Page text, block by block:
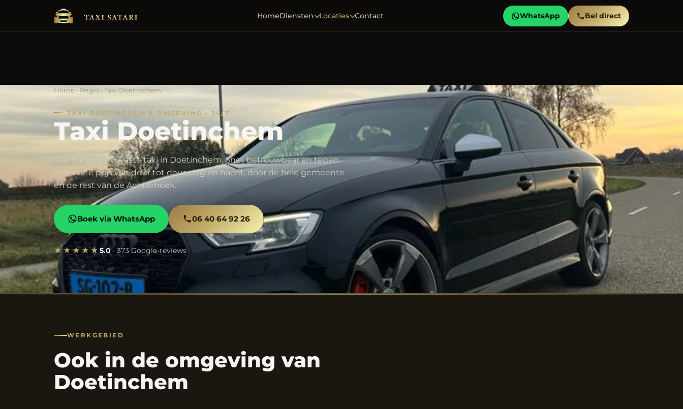
HomeDiensten Locaties Contact WhatsApp Bel direct
Home ›Regio › Taxi Doetinchem
TAXI DOETINCHEM & OMGEVING · 24/7
Taxi Doetinchem
Taxi Satari is uw vaste taxi in Doetinchem. Snel, betrouwbaar en tegen
een vaste prijs van deur tot deur, dag en nacht, door de hele gemeente
en de rest van de Achterhoek.
Boek via WhatsApp 06 40 64 92 26
★★★★★ 5.0· 373 Google-reviews
WERKGEBIED
Ook in de omgeving van
Doetinchem